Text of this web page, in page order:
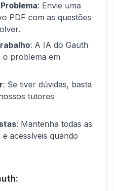
: Envie uma
PDF com as questões
: A IA do Gauth
o problema em
: Se tiver dúvidas, basta
tutores
: Mantenha todas as
acessíveis quando